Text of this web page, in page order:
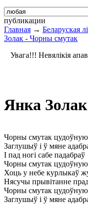
публикации
Главная → Беларуская
Золак - Чорны смутак
Увага!!! Невялікія
Янка
Чорны смутак
Заглушыў і ў мяне
I пад ногі сабе падабраў
Чорны смутак
Хоць у небе курлыкаў
Нясучы прывітанне
Чорны смутак
Заглушыў і ў мяне